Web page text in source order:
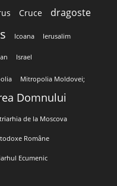
Cruce dragoste
Icoana Ierusalim
Israel
Mitropolia Moldovei;
Domnului
de la Moscova
Române
Ecumenic